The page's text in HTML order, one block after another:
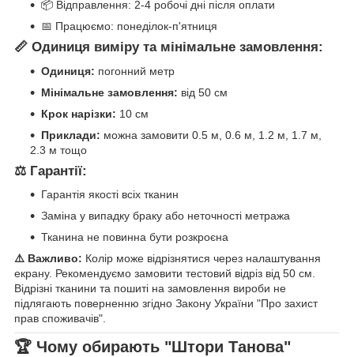
📦 Відправлення: 2-4 робочі дні після оплати
📅 Працюємо: понеділок-п'ятниця
📏 Одиниця виміру та мінімальне замовлення:
Одиниця: погонний метр
Мінімальне замовлення: від 50 см
Крок нарізки: 10 см
Приклади: можна замовити 0.5 м, 0.6 м, 1.2 м, 1.7 м,
2.3 м тощо
⚖️ Гарантії:
Гарантія якості всіх тканин
Заміна у випадку браку або неточності метража
Тканина не повинна бути розкроєна
⚠️ Важливо: Колір може відрізнятися через налаштування
екрану. Рекомендуємо замовити тестовий відріз від 50 см.
Відрізні тканини та пошиті на замовлення вироби не
підлягають поверненню згідно Закону України "Про захист
прав споживачів".
🏆 Чому обирають "Штори Танова"